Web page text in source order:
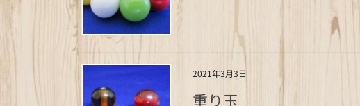
2021年3月3日
重り玉